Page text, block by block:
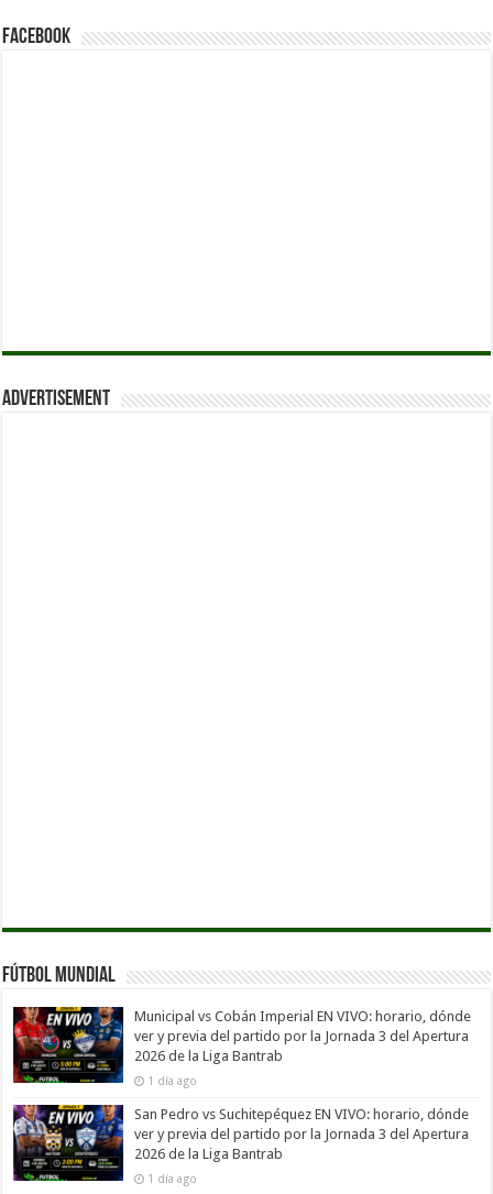
Facebook
Advertisement
Fútbol Mundial
Municipal vs Cobán Imperial EN VIVO: horario, dónde
ver y previa del partido por la Jornada 3 del Apertura
2026 de la Liga Bantrab
1 día ago
San Pedro vs Suchitepéquez EN VIVO: horario, dónde
ver y previa del partido por la Jornada 3 del Apertura
2026 de la Liga Bantrab
1 día ago